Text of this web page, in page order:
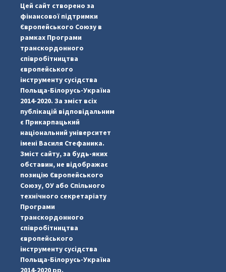
pimrec_project
#PipIvanToday
pimrec_project
Цей сайт створено за
фінансової підтримки
Європейського Союзу в
рамках Програми
транскордонного
співробітництва
європейського
інструменту сусідства
Польща-Білорусь-Україна
2014-2020. За зміст всіх
публікацій відповідальним
є Прикарпацький
національний університет
імені Василя Стефаника.
Зміст сайту, за будь-яких
обставин, не відображає
позицію Європейського
Союзу, ОУ або Спільного
технічного секретаріату
Програми
транскордонного
співробітництва
європейського
інструменту сусідства
Польща-Білорусь-Україна
2014-2020 рр.